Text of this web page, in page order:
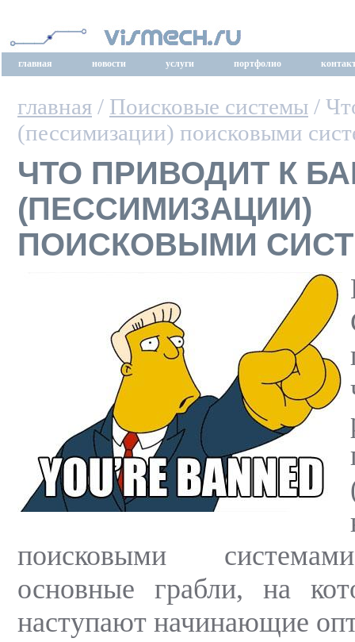
главная новости услуги портфолио
главная / Поисковые системы /
(пессимизации) поисковыми
ЧТО ПРИВОДИТ К
(ПЕССИМИЗАЦИИ)
ПОИСКОВЫМИ
поисковыми
основные грабли, на
наступают начинающие